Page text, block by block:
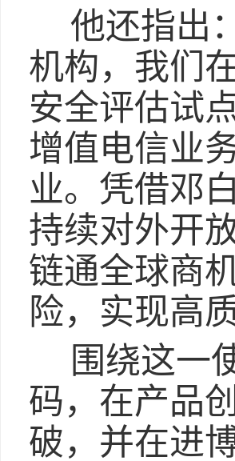
他还指出
机构，我们
安全评估试
增值电信业
业。凭借邓
持续对外开
链通全球商
险，实现高
围绕这一
码，在产品
破，并在进